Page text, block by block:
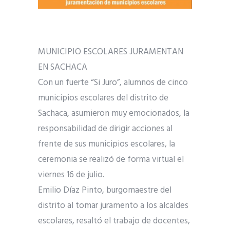
MUNICIPIO ESCOLARES JURAMENTAN
EN SACHACA
Con un fuerte “Si Juro”, alumnos de cinco
municipios escolares del distrito de
Sachaca, asumieron muy emocionados, la
responsabilidad de dirigir acciones al
frente de sus municipios escolares, la
ceremonia se realizó de forma virtual el
viernes 16 de julio.
Emilio Díaz Pinto, burgomaestre del
distrito al tomar juramento a los alcaldes
escolares, resaltó el trabajo de docentes,